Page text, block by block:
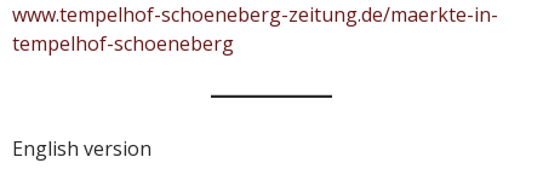
www.tempelhof-schoeneberg-zeitung.de/maerkte-in-
tempelhof-schoeneberg
English version